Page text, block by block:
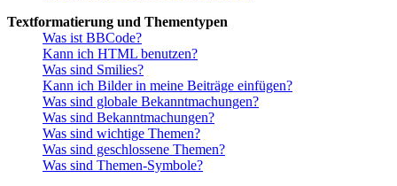
Textformatierung und Thementypen
Was ist BBCode?
Kann ich HTML benutzen?
Was sind Smilies?
Kann ich Bilder in meine Beiträge einfügen?
Was sind globale Bekanntmachungen?
Was sind Bekanntmachungen?
Was sind wichtige Themen?
Was sind geschlossene Themen?
Was sind Themen-Symbole?